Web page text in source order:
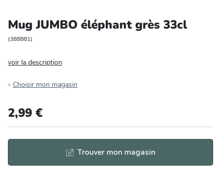
Animalerie
Bricolage et auto
Jardin et plein air
Mug JUMBO éléphant grès 33cl
(388881)
voir la description
Choisir mon magasin
2,99 €
Trouver mon magasin